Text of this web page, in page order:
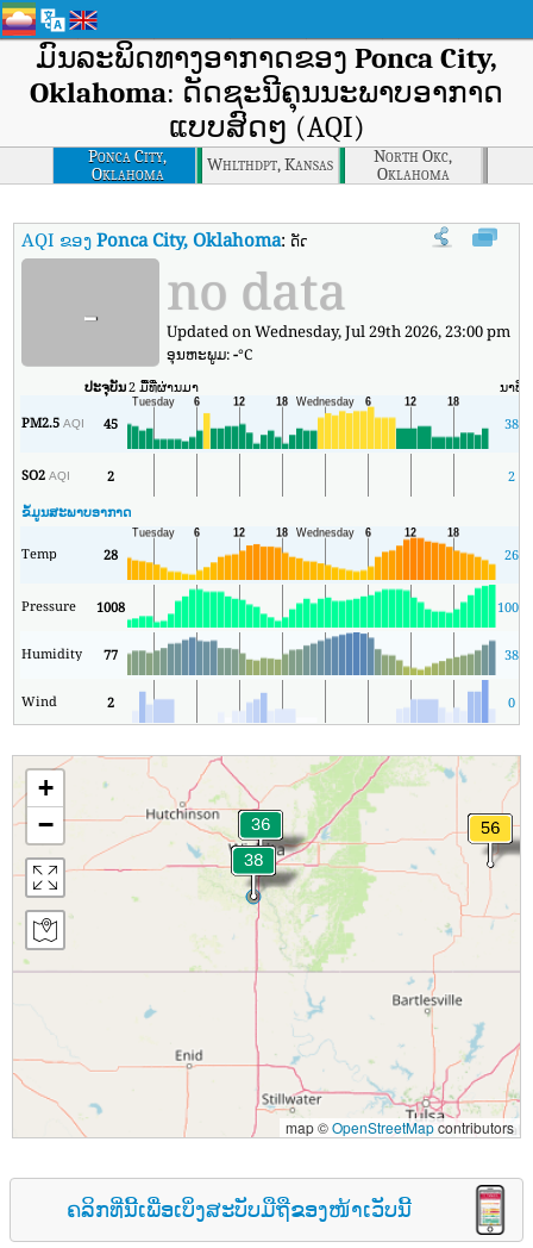
ມົນລະພິດທາງອາກາດຂອງ Ponca City,
Oklahoma: ດັດຊະນີຄຸນນະພາບອາກາດ
ແບບສົດໆ (AQI)
Ponca City,
Oklahoma
Whlthdpt, Kansas
North Okc,
Oklahoma
AQI ຂອງPonca City, Oklahoma: ດັດຊະນີຄຸນນະພາບອາກາດຕາມເວລາຈິງຂ
- no data
Updated on Wednesday, Jul 29th 2026, 23:00 pm
ອຸນ​ຫະ​ພູມ:-°C
ປະຈຸບັນ2 ມື້ທີ່ຜ່ານມາ ນາທີ
PM2.5AQI 45 38
SO2AQI 2
2
ຂໍ້ມູນສະພາບອາກາດ
Temp 28 26
Pressure 1008 1005
Humidity 77 38
Wind 2 0
+
−
map ©OpenStreetMapcontributors
ຄລິກທີ່ນີ້ເພື່ອເບິ່ງສະບັບມືຖືຂອງໜ້າເວັບນີ້